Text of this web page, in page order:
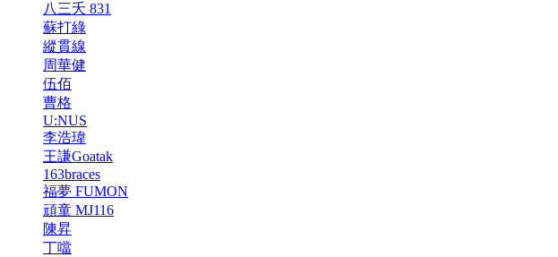
八三夭 831
蘇打綠
縱貫線
周華健
伍佰
曹格
U:NUS
李浩瑋
王謙Goatak
163braces
福夢 FUMON
頑童 MJ116
陳昇
丁噹